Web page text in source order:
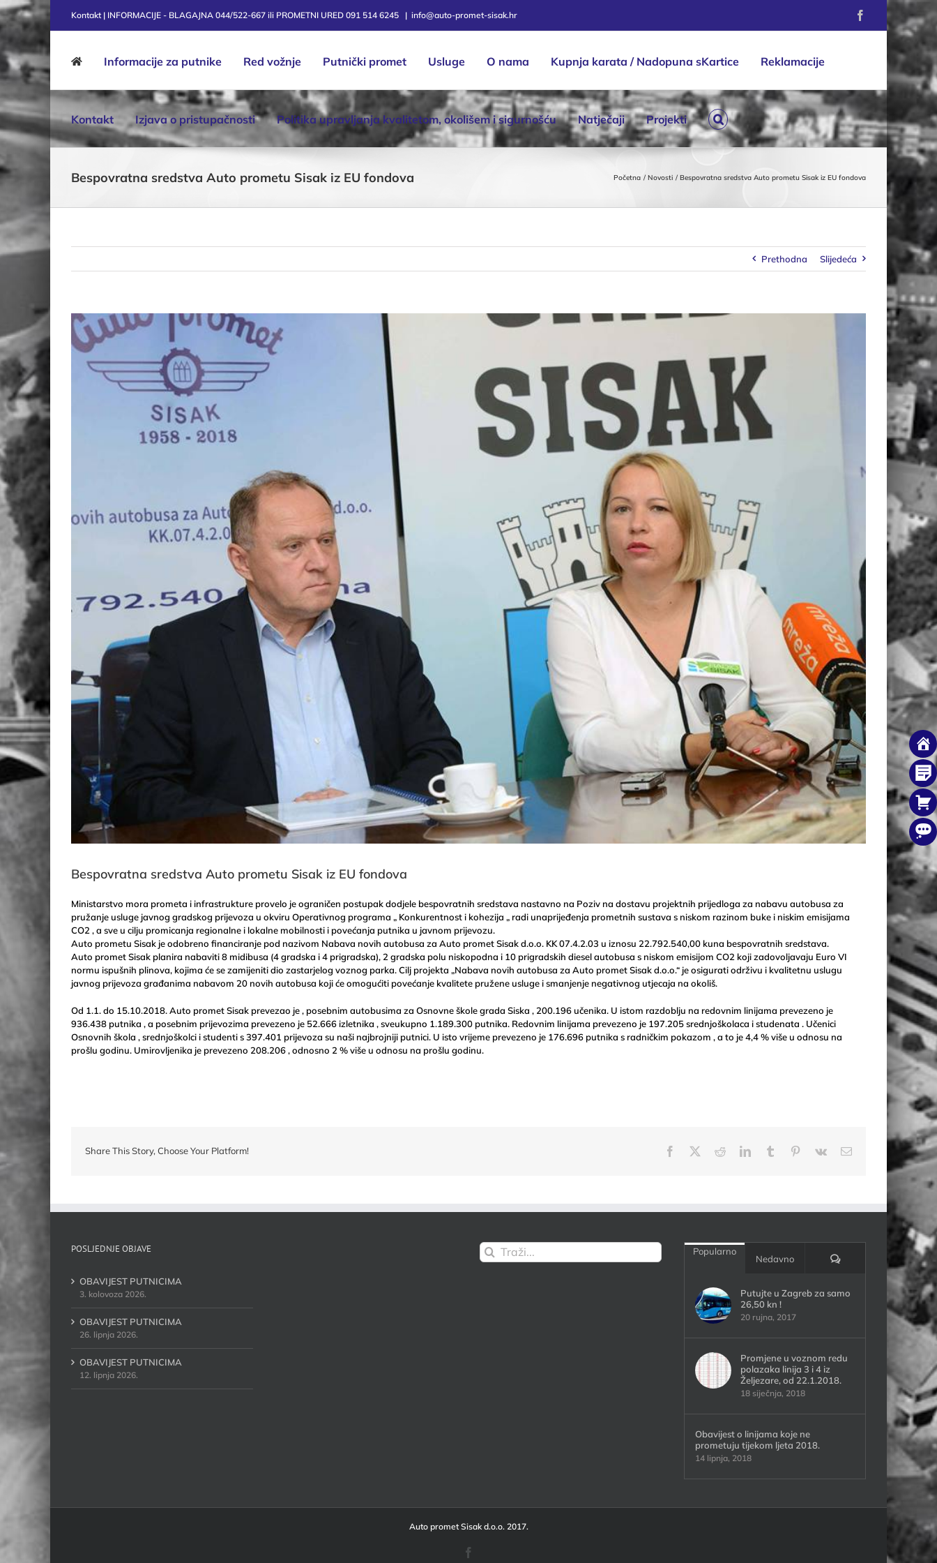
Skip
to
content
Kontakt | INFORMACIJE - BLAGAJNA 044/522-667 ili PROMETNI URED 091 514 6245 | info@auto-promet-sisak.hr Facebook
Informacije za putnike Red vožnje Putnički promet Usluge O nama Kupnja karata / Nadopuna sKartice Reklamacije
Kontakt Izjava o pristupačnosti Politika upravljanja kvalitetom, okolišem i sigurnošću Natječaji Projekti
Bespovratna sredstva Auto prometu Sisak iz EU fondova Početna Novosti Bespovratna sredstva Auto prometu Sisak iz EU fondova
Prethodna Slijedeća
View
Larger
Image
Bespovratna sredstva Auto prometu Sisak iz EU fondova
Ministarstvo mora prometa i infrastrukture provelo je ograničen postupak dodjele bespovratnih sredstava nastavno na Poziv na dostavu projektnih prijedloga za nabavu autobusa za
pružanje usluge javnog gradskog prijevoza u okviru Operativnog programa „ Konkurentnost i kohezija „ radi unaprijeđenja prometnih sustava s niskom razinom buke i niskim emisijama
CO2 , a sve u cilju promicanja regionalne i lokalne mobilnosti i povećanja putnika u javnom prijevozu.
Auto prometu Sisak je odobreno financiranje pod nazivom Nabava novih autobusa za Auto promet Sisak d.o.o. KK 07.4.2.03 u iznosu 22.792.540,00 kuna bespovratnih sredstava.
Auto promet Sisak planira nabaviti 8 midibusa (4 gradska i 4 prigradska), 2 gradska polu niskopodna i 10 prigradskih diesel autobusa s niskom emisijom CO2 koji zadovoljavaju Euro VI
normu ispušnih plinova, kojima će se zamijeniti dio zastarjelog voznog parka. Cilj projekta „Nabava novih autobusa za Auto promet Sisak d.o.o.“ je osigurati održivu i kvalitetnu uslugu
javnog prijevoza građanima nabavom 20 novih autobusa koji će omogućiti povećanje kvalitete pružene usluge i smanjenje negativnog utjecaja na okoliš.
Od 1.1. do 15.10.2018. Auto promet Sisak prevezao je , posebnim autobusima za Osnovne škole grada Siska , 200.196 učenika. U istom razdoblju na redovnim linijama prevezeno je
936.438 putnika , a posebnim prijevozima prevezeno je 52.666 izletnika , sveukupno 1.189.300 putnika. Redovnim linijama prevezeno je 197.205 srednjoškolaca i studenata . Učenici
Osnovnih škola , srednjoškolci i studenti s 397.401 prijevoza su naši najbrojniji putnici. U isto vrijeme prevezeno je 176.696 putnika s radničkim pokazom , a to je 4,4 % više u odnosu na
prošlu godinu. Umirovljenika je prevezeno 208.206 , odnosno 2 % više u odnosu na prošlu godinu.
Share This Story, Choose Your Platform! Facebook RedditLinkedInTumblr Pinterest
Vk Email:
POSLJEDNJE OBJAVE
OBAVIJEST PUTNICIMA
3. kolovoza 2026.
OBAVIJEST PUTNICIMA
26. lipnja 2026.
OBAVIJEST PUTNICIMA
12. lipnja 2026.
Traži... Popularno
Nedavno Komentari:
Putujte u Zagreb za samo
26,50 kn !
20 rujna, 2017
Promjene u voznom redu
polazaka linija 3 i 4 iz
Željezare, od 22.1.2018.
18 siječnja, 2018
Obavijest o linijama koje ne
prometuju tijekom ljeta 2018.
14 lipnja, 2018
Auto promet Sisak d.o.o. 2017.